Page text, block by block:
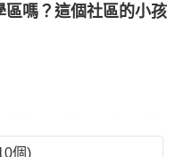
區嗎？這個社區的小孩
個)